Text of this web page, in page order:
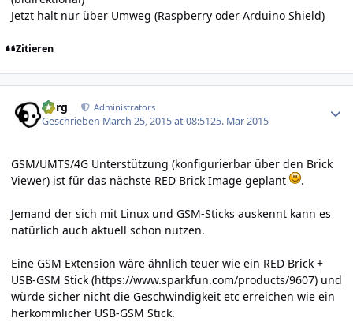
Jetzt halt nur über Umweg (Raspberry oder Arduino Shield)
Zitieren
borg Administrators
Geschrieben March 25, 2015 at 08:5125. Mär 2015
GSM/UMTS/4G Unterstützung (konfigurierbar über den Brick
Viewer) ist für das nächste RED Brick Image geplant
.
Jemand der sich mit Linux und GSM-Sticks auskennt kann es
natürlich auch aktuell schon nutzen.
Eine GSM Extension wäre ähnlich teuer wie ein RED Brick +
USB-GSM Stick (https://www.sparkfun.com/products/9607) und
würde sicher nicht die Geschwindigkeit etc erreichen wie ein
herkömmlicher USB-GSM Stick.